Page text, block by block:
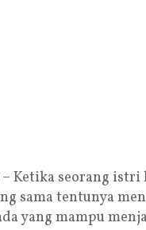
Ketika seorang istri
sama tentunya
yang mampu